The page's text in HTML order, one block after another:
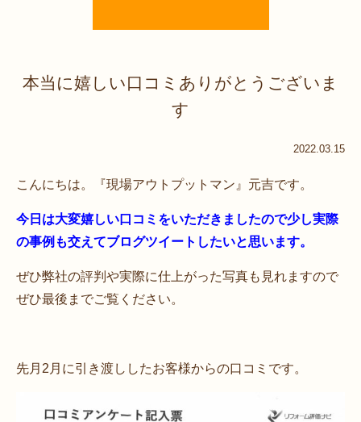
本当に嬉しい口コミありがとうございま
す
2022.03.15
こんにちは。『現場アウトプットマン』元吉です。
今日は大変嬉しい口コミをいただきましたので少し実際
の事例も交えてブログツイートしたいと思います。
ぜひ弊社の評判や実際に仕上がった写真も見れますので
ぜひ最後までご覧ください。
先月2月に引き渡ししたお客様からの口コミです。